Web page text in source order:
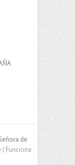
de
| Funciona